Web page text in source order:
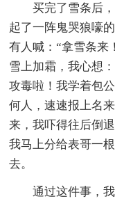
买完了雪条后，
起了一阵鬼哭狼嚎
有人喊：“拿雪条来
雪上加霜，我心想
攻毒啦！我学着包
何人，速速报上名
来，我吓得往后倒
我马上分给表哥一
去。
通过这件事，我